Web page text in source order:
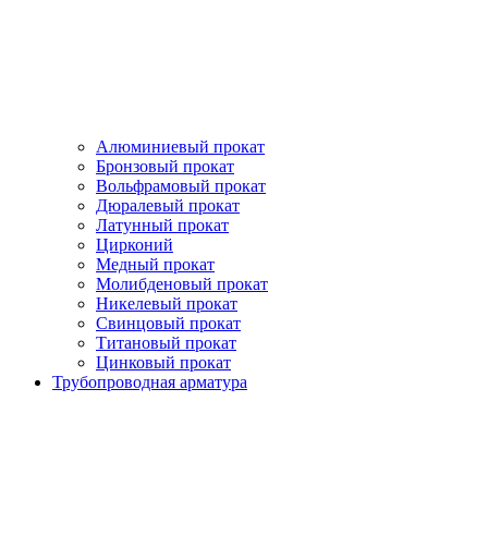
Алюминиевый прокат
Бронзовый прокат
Вольфрамовый прокат
Дюралевый прокат
Латунный прокат
Цирконий
Медный прокат
Молибденовый прокат
Никелевый прокат
Свинцовый прокат
Титановый прокат
Цинковый прокат
Трубопроводная арматура